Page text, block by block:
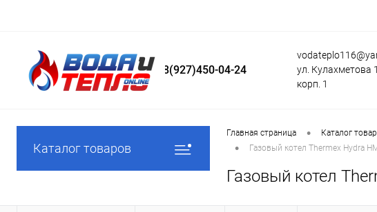
8(927)450-04-24
ул. Кулахметова
корп. 1
Каталог товаров
Главная страница • Каталог
• Газовый котел Thermex Hydra
Газовый котел